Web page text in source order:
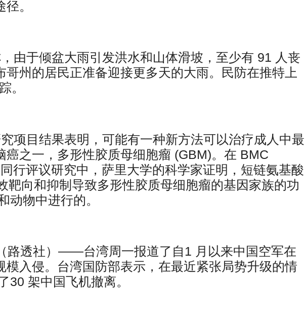
。
由于倾盆大雨引发洪水和山体滑坡，至少有 91 人丧
哥州的居民正准备迎接更多天的大雨。民防在推特上
。
项目结果表明，可能有一种新方法可以治疗成人中最
癌之一，多形性胶质母细胞瘤 (GBM)。在 BMC
行评议研究中，萨里大学的科学家证明，短链氨基酸
靶向和抑制导致多形性胶质母细胞瘤的基因家族的功
动物中进行的。
路透社）——台湾周一报道了自1 月以来中国空军在
模入侵。台湾国防部表示，在最近紧张局势升级的情
30 架中国飞机撤离。